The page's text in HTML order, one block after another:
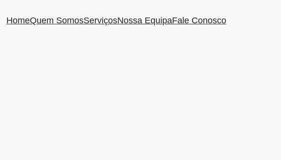
HomeQuem SomosServiçosNossa EquipaFale Conosco